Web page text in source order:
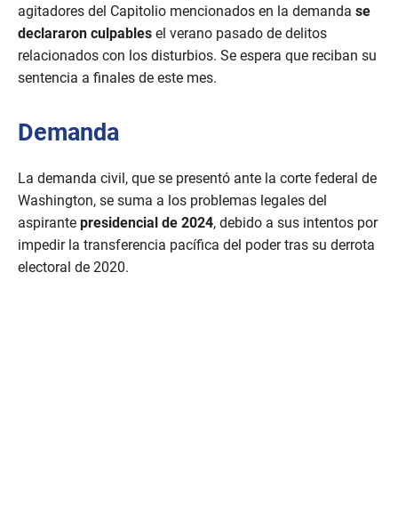
agitadores del Capitolio mencionados en la demanda se
declararon culpables el verano pasado de delitos
relacionados con los disturbios. Se espera que reciban su
sentencia a finales de este mes.
Demanda
La demanda civil, que se presentó ante la corte federal de
Washington, se suma a los problemas legales del
aspirante presidencial de 2024, debido a sus intentos por
impedir la transferencia pacífica del poder tras su derrota
electoral de 2020.